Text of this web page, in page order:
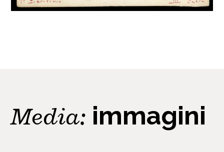
Media: immagini